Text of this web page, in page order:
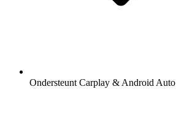
Ondersteunt Carplay & Android Auto